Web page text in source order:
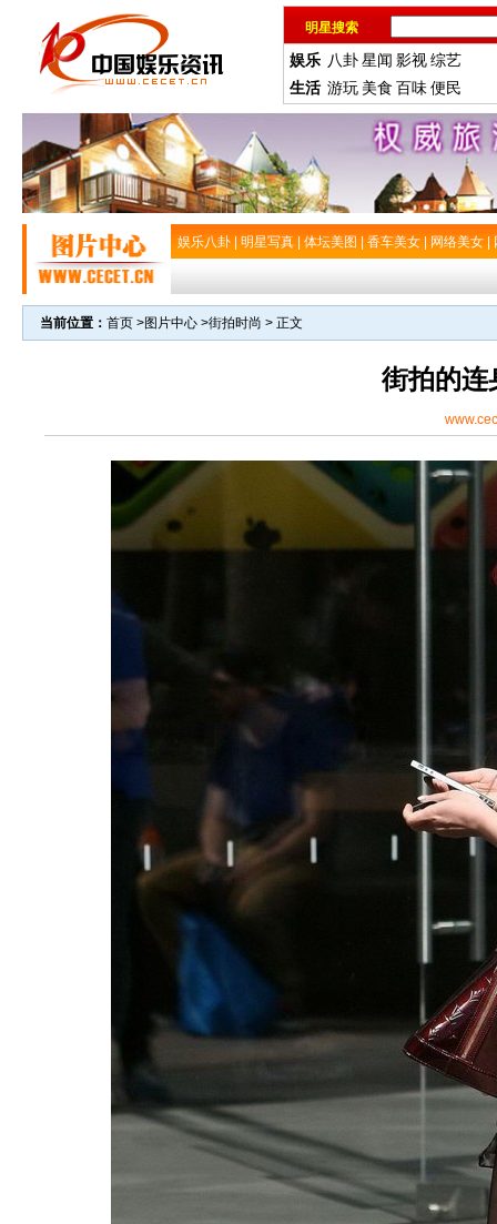
明星搜索
娱乐 八卦星闻 影视综艺
生活 游玩 美食 百味便民
娱乐八卦 明星写真 体坛美图 香车美女 网络美女
当前位置： 首页 >图片中心 >街拍时尚 > 正文
街拍的连